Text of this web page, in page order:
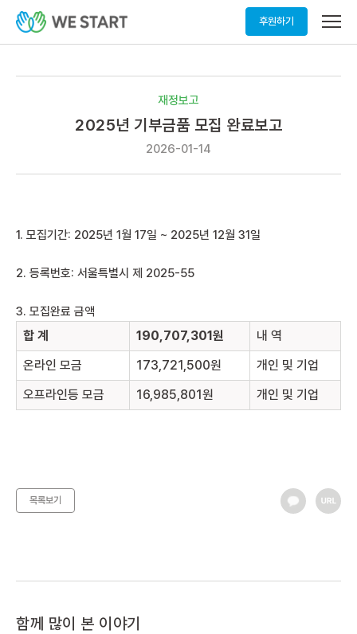
후원하기
메
열
재정보고
2025년 기부금품 모집 완료보고
2026-01-14
1. 모집기간: 2025년 1월 17일 ~ 2025년 12월 31일
2. 등록번호: 서울특별시 제 2025-55
3. 모집완료 금액
합 계 190,707,301원
내 역
온라인 모금
173,721,500원
개인 및 기업
오프라인등 모금
16,985,801원 개인 및 기업
목록보기
함께 많이 본 이야기